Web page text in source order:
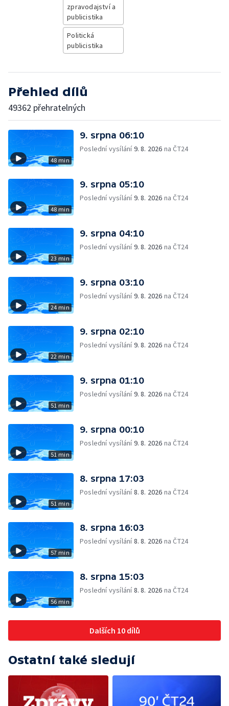
zpravodajství a
publicistika
Politická
publicistika
Přehled dílů
49362 přehratelných
48 min
9. srpna 06:10
Poslední vysílání9. 8. 2026 na ČT24
48 min
9. srpna 05:10
Poslední vysílání9. 8. 2026 na ČT24
23 min
9. srpna 04:10
Poslední vysílání9. 8. 2026 na ČT24
24 min
9. srpna 03:10
Poslední vysílání9. 8. 2026 na ČT24
22 min
9. srpna 02:10
Poslední vysílání9. 8. 2026 na ČT24
51 min
9. srpna 01:10
Poslední vysílání9. 8. 2026 na ČT24
51 min
9. srpna 00:10
Poslední vysílání9. 8. 2026 na ČT24
51 min
8. srpna 17:03
Poslední vysílání8. 8. 2026 na ČT24
57 min
8. srpna 16:03
Poslední vysílání8. 8. 2026 na ČT24
56 min
8. srpna 15:03
Poslední vysílání8. 8. 2026 na ČT24
Dalších 10 dílů
Ostatní také sledují